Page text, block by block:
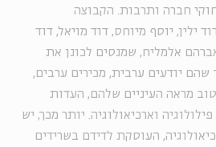
חברה ותרבות. הקבוצה
ילין, יוסף מיוחס, דוד מויאל, דוד
אלמליח, שמנסים לכונן את
יודעים ערבית, מכירים ערבים,
טוב מראה העיניים שלהם, העדות
וארכיאולוגיה. יותר מכך, יש
העוסקת לדידם בשרידים